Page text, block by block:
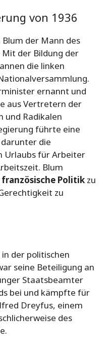
von 1936
der Mann des
Mit der Bildung der
die linken
ernannt und
aus Vertretern der
und Radikalen
führte eine
die
Urlaubs für Arbeiter
Blum
französische Politik zu
zu
der politischen
seine Beteiligung an
Staatsbeamter
bei und kämpfte für
Dreyfus, einem
des